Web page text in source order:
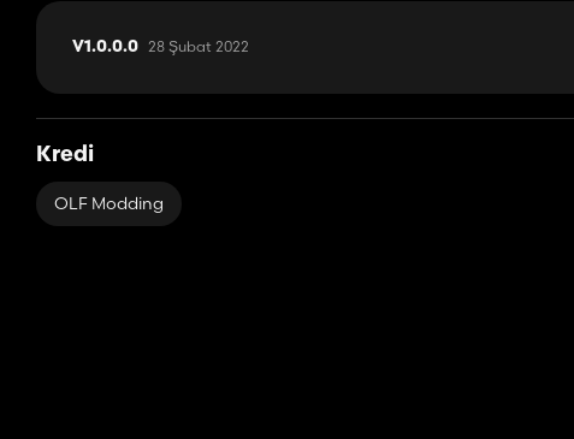
V1.0.0.0 28 Şubat 2022
Kredi
OLF Modding